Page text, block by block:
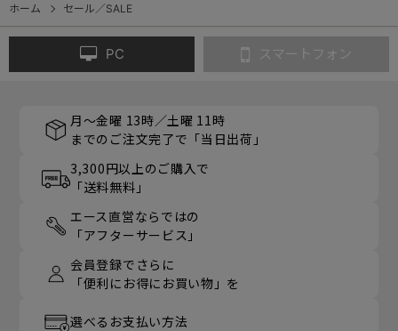
ホーム
セール／SALE
PC スマートフォン
月～金曜 13時／土曜 11時
までのご注文完了で「当日出荷」
3,300円以上のご購入で
「送料無料」
エース直営ならではの
「アフターサービス」
会員登録でさらに
「便利にお得にお買い物」を
選べるお支払い方法